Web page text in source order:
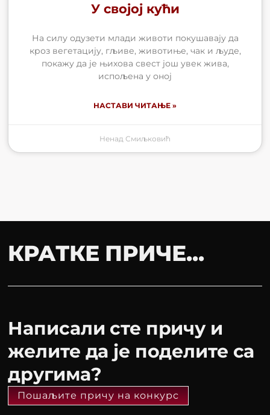
У својој кући
На силу одузети млади животи покушавају да
кроз вегетацију, гљиве, животиње, чак и људе,
покажу да је њихова свест још увек жива,
испољена у оној
НАСТАВИ ЧИТАЊЕ »
Ненад Смиљковић
КРАТКЕ ПРИЧЕ...
Написали сте причу и
желите да је поделите са
другима?
Пошаљите причу на конкурс